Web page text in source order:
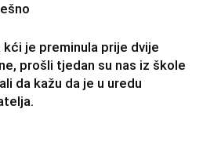
kći je preminula prije dvije
prošli tjedan su nas iz škole
da kažu da je u uredu